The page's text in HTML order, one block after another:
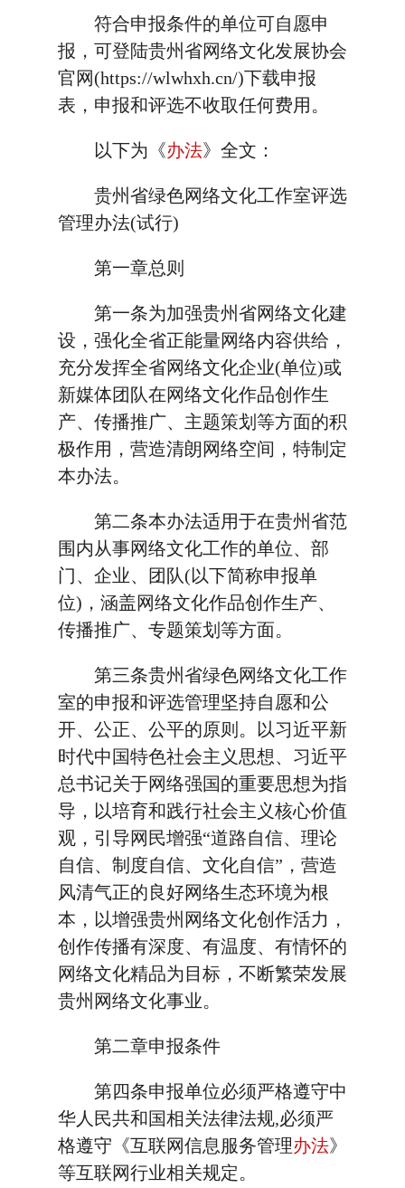
符合申报条件的单位可自愿申
报，可登陆贵州省网络文化发展协会
官网(https://wlwhxh.cn/)下载申报
表，申报和评选不收取任何费用。
以下为《办法》全文：
贵州省绿色网络文化工作室评选
管理办法(试行)
第一章总则
第一条为加强贵州省网络文化建
设，强化全省正能量网络内容供给，
充分发挥全省网络文化企业(单位)或
新媒体团队在网络文化作品创作生
产、传播推广、主题策划等方面的积
极作用，营造清朗网络空间，特制定
本办法。
第二条本办法适用于在贵州省范
围内从事网络文化工作的单位、部
门、企业、团队(以下简称申报单
位)，涵盖网络文化作品创作生产、
传播推广、专题策划等方面。
第三条贵州省绿色网络文化工作
室的申报和评选管理坚持自愿和公
开、公正、公平的原则。以习近平新
时代中国特色社会主义思想、习近平
总书记关于网络强国的重要思想为指
导，以培育和践行社会主义核心价值
观，引导网民增强“道路自信、理论
自信、制度自信、文化自信”，营造
风清气正的良好网络生态环境为根
本，以增强贵州网络文化创作活力，
创作传播有深度、有温度、有情怀的
网络文化精品为目标，不断繁荣发展
贵州网络文化事业。
第二章申报条件
第四条申报单位必须严格遵守中
华人民共和国相关法律法规,必须严
格遵守《互联网信息服务管理办法》
等互联网行业相关规定。